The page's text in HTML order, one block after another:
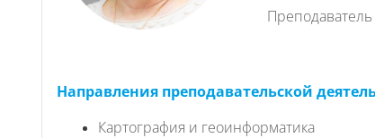
Направления преподавательской
Картография и геоинформатика